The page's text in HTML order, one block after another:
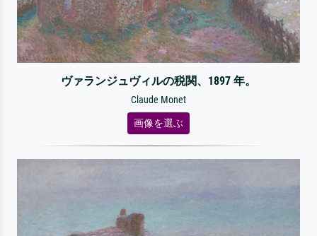
ヴァランジュヴィルの税関、1897 年。
Claude Monet
画像を選ぶ